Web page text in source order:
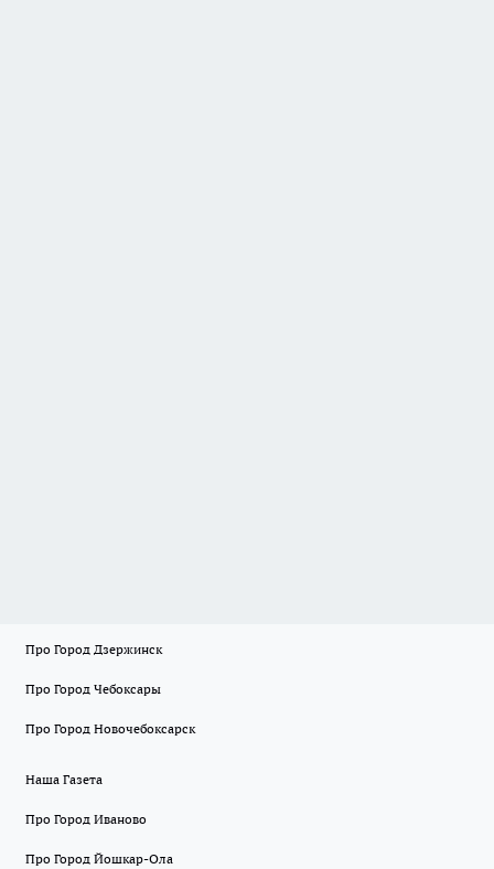
Про Город Дзержинск
Про Город Чебоксары
Про Город Новочебоксарск
Наша Газета
Про Город Иваново
Про Город Йошкар-Ола